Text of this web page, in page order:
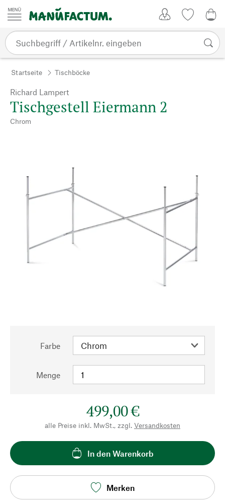
Zum Inhalt springen
Startseite Tischböcke
Richard Lampert
Tischgestell Eiermann 2
Chrom
Farbe
Menge
499,00 €
alle Preise inkl. MwSt., zzgl. Versandkosten
In den Warenkorb
Merken